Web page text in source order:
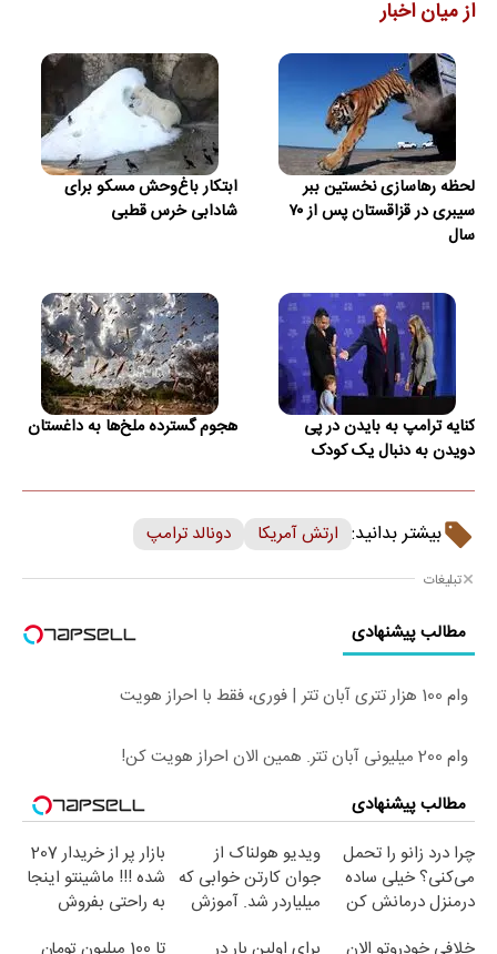
از میان اخبار
لحظه رهاسازی نخستین ببر
سیبری در قزاقستان پس از ۷۰
سال
ابتکار باغ‌وحش مسکو برای
شادابی خرس قطبی
کنایه ترامپ به بایدن در پی
دویدن به دنبال یک کودک
هجوم گسترده ملخ‌ها به داغستان
بیشتر بدانید: ارتش آمریکا دونالد ترامپ
تبلیغات
مطالب پیشنهادی
وام 100 هزار تتری آبان تتر | فوری، فقط با احراز هویت
وام 200 میلیونی آبان تتر. همین الان احراز هویت کن!
مطالب پیشنهادی
چرا درد زانو را تحمل
می‌کنی؟ خیلی ساده
درمنزل درمانش کن
ویدیو هولناک از
جوان کارتن خوابی که
میلیاردر شد. آموزش
بازار پر از خریدار 207
شده !!! ماشینتو اینجا
به راحتی بفروش